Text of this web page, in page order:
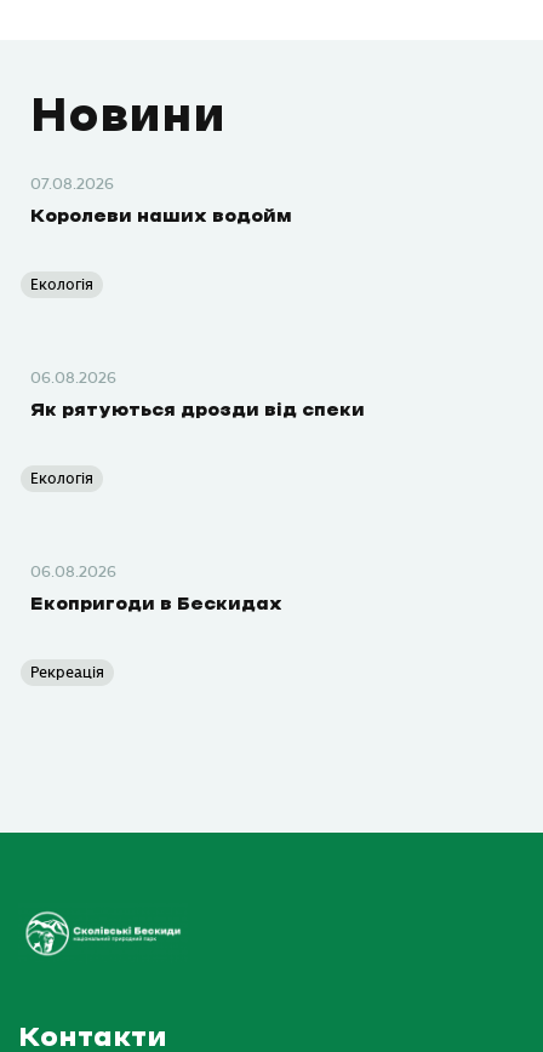
Новини
07.08.2026
Королеви наших водойм
Екологія
06.08.2026
Як рятуються дрозди від спеки
Екологія
06.08.2026
Екопригоди в Бескидах
Рекреація
Контакти